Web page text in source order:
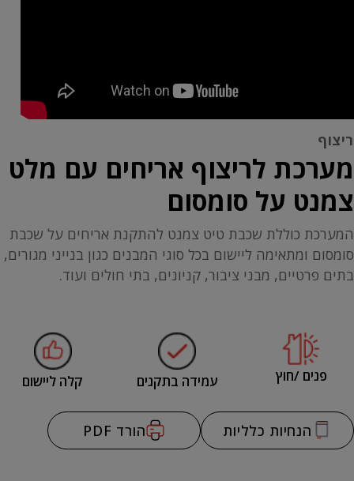
ריצוף
מערכת לריצוף אריחים עם מלט
צמנט על סומסום
המערכת כוללת שכבת טיט צמנט להתקנת אריחים על שכבת
סומסום ומתאימה ליישום בכל סוגי המבנים כגון בנייני מגורים,
בתים פרטיים, מבני ציבור, קניונים, בתי חולים ועוד.
פנים /חוץ עמידה בתקנים קלה ליישום
הנחיות כלליות הורד PDF